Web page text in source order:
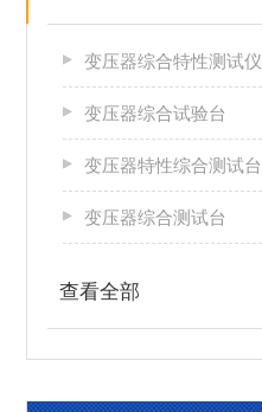
变压器综合特性测试仪
变压器综合试验台
变压器特性综合测试台
变压器综合测试台
查看全部